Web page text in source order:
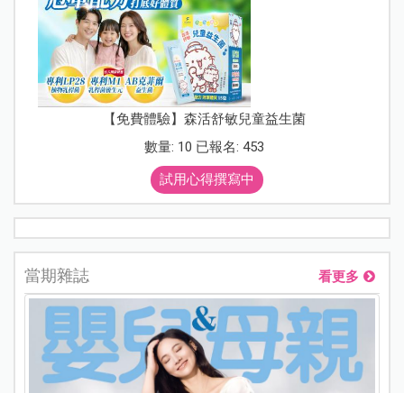
【免費體驗】森活舒敏兒童益生菌
數量: 10 已報名: 453
試用心得撰寫中
當期雜誌 看更多